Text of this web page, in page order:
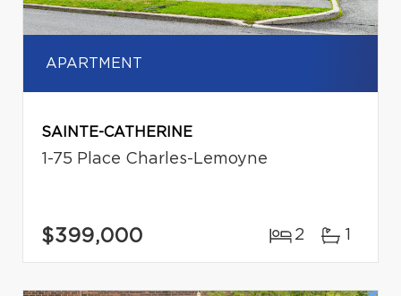
APARTMENT
SAINTE-CATHERINE
1-75 Place Charles-Lemoyne
$399,000 2 1